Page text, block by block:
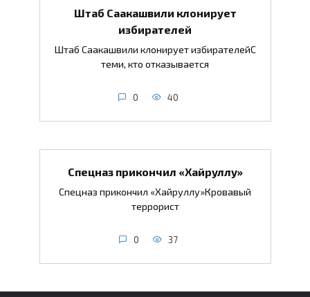
Штаб Саакашвили клонирует
избирателей
Штаб Саакашвили клонирует избирателейС
теми, кто отказывается
0 40
Спецназ прикончил «Хайруллу»
Спецназ прикончил «Хайруллу»Кровавый
террорист
0 37